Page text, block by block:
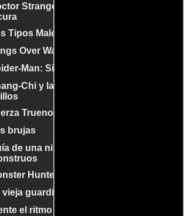
Strange en el multiverso de la
Tipos Malos
Over Water
Man: Sin camino a casa
Chi y la leyenda de los diez
Trueno
brujas
de una niñera para cazar
Hunter: La Cacería Comienza
vieja guardia
el ritmo